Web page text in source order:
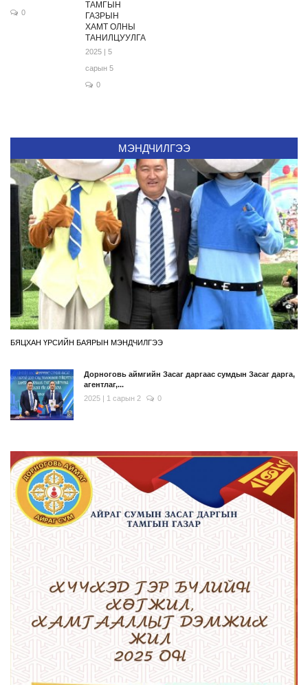
0
ТАМГЫН
ГАЗРЫН
ХАМТ ОЛНЫ
ТАНИЛЦУУЛГА
2025 | 5
сарын 5
0
МЭНДЧИЛГЭЭ
БЯЦХАН ҮРСИЙН БАЯРЫН МЭНДЧИЛГЭЭ
Дорноговь аймгийн Засаг даргаас сумдын Засаг дарга,
агентлаг,...
2025 | 1 сарын 2
0